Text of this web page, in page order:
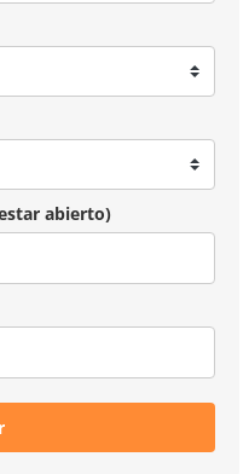
abierto)